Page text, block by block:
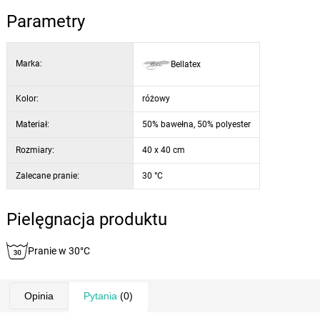
Parametry
Marka: Bellatex
Kolor: różowy
Materiał: 50% bawełna, 50% polyester
Rozmiary: 40 x 40 cm
Zalecane pranie: 30 °C
Pielęgnacja produktu
Pranie w 30°C
Opinia Pytania (0)